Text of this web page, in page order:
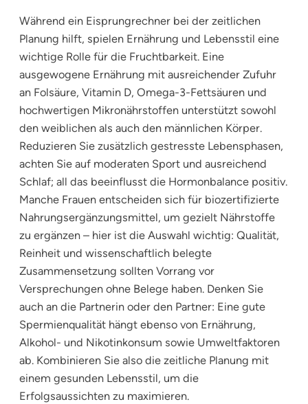
Während ein Eisprungrechner bei der zeitlichen
Planung hilft, spielen Ernährung und Lebensstil eine
wichtige Rolle für die Fruchtbarkeit. Eine
ausgewogene Ernährung mit ausreichender Zufuhr
an Folsäure, Vitamin D, Omega-3-Fettsäuren und
hochwertigen Mikronährstoffen unterstützt sowohl
den weiblichen als auch den männlichen Körper.
Reduzieren Sie zusätzlich gestresste Lebensphasen,
achten Sie auf moderaten Sport und ausreichend
Schlaf; all das beeinflusst die Hormonbalance positiv.
Manche Frauen entscheiden sich für biozertifizierte
Nahrungsergänzungsmittel, um gezielt Nährstoffe
zu ergänzen – hier ist die Auswahl wichtig: Qualität,
Reinheit und wissenschaftlich belegte
Zusammensetzung sollten Vorrang vor
Versprechungen ohne Belege haben. Denken Sie
auch an die Partnerin oder den Partner: Eine gute
Spermienqualität hängt ebenso von Ernährung,
Alkohol- und Nikotinkonsum sowie Umweltfaktoren
ab. Kombinieren Sie also die zeitliche Planung mit
einem gesunden Lebensstil, um die
Erfolgsaussichten zu maximieren.